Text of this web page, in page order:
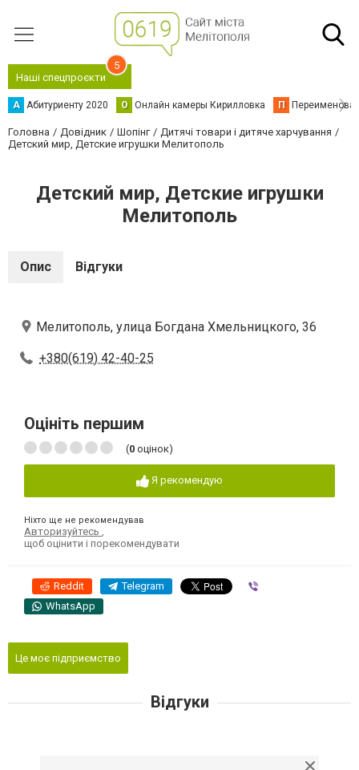
Наші спецпроєкти
5
А Абитуриенту 2020 О Онлайн камеры Кирилловка П
Головна Довідник Шопінг
Дитячі товари і дитяче харчування
Детский мир, Детские игрушки Мелитополь
Детский мир, Детские игрушки
Мелитополь
Опис Відгуки
Мелитополь, улица Богдана Хмельницкого, 36
+380(619) 42-40-25
Оцініть першим
(0 оцінок)
Я рекомендую
Ніхто ще не рекомендував
Авторизуйтесь
щоб оцінити і порекомендувати
Reddit Telegram
WhatsApp
Це моє підприємство
Відгуки